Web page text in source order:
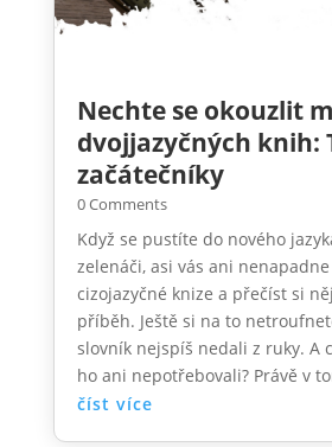
Nechte se okouzlit
dvojjazyčných knih:
začátečníky
0 Comments
Když se pustíte do nového
zelenáči, asi vás ani
cizojazyčné knize a přečíst si
příběh. Ještě si na to
slovník nejspíš nedali z ruky. A
ho ani nepotřebovali? Právě v
číst více